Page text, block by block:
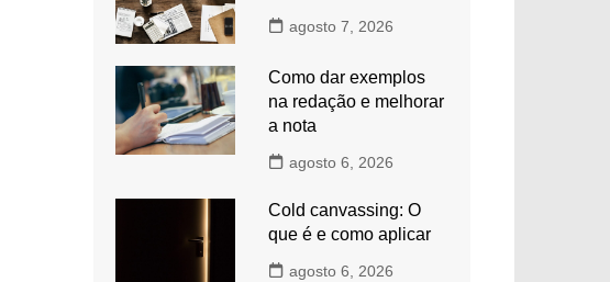
agosto 7, 2026
Como dar exemplos
na redação e melhorar
a nota
agosto 6, 2026
Cold canvassing: O
que é e como aplicar
agosto 6, 2026